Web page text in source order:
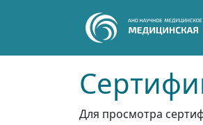
Для просмотра